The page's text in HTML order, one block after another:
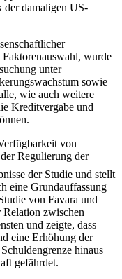
der damaligen US-
wurde
unter
sowie
wie auch weitere
Kreditvergabe und
von
Regulierung der
der Studie und stellt
eine Grundauffassung
von Favara und
zwischen
und zeigte, dass
eine Erhöhung der
hinaus
gefährdet.